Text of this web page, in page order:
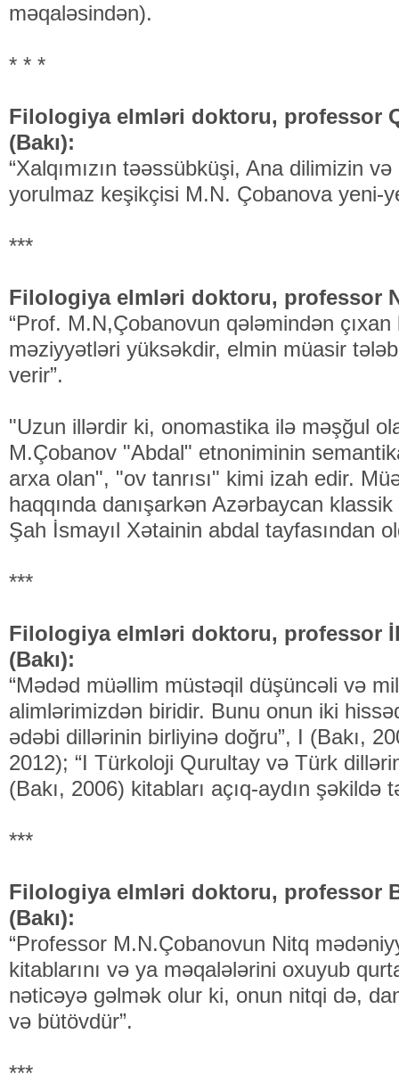
məqaləsindən).
* * *
Filologiya elmləri doktoru, professor
(Bakı):
“Xalqımızın təəssübküşi, Ana dilimizin
yorulmaz keşikçisi M.N. Çobanova yeni-
***
Filologiya elmləri doktoru, professor
“Prof. M.N,Çobanovun qələmindən
məziyyətləri yüksəkdir, elmin müasir
verir”.
"Uzun illərdir ki, onomastika ilə məşğul
M.Çobanov "Abdal" etnoniminin
arxa olan", "ov tanrısı" kimi izah edir.
haqqında danışarkən Azərbaycan
Şah İsmayıl Xətainin abdal tayfasından
***
Filologiya elmləri doktoru, professor
(Bakı):
“Mədəd müəllim müstəqil düşüncəli və
alimlərimizdən biridir. Bunu onun iki
ədəbi dillərinin birliyinə doğru”, I (Bakı,
2012); “I Türkoloji Qurultay və Türk
(Bakı, 2006) kitabları açıq-aydın şəkildə
***
Filologiya elmləri doktoru, professor
(Bakı):
“Professor M.N.Çobanovun Nitq
kitablarını və ya məqalələrini oxuyub
nəticəyə gəlmək olur ki, onun nitqi də,
və bütövdür”.
***